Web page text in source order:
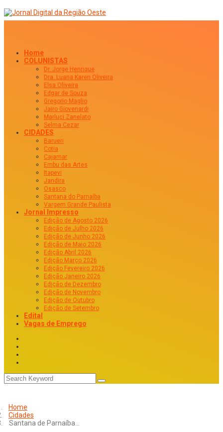
Home
COLUNISTAS
Dr. Jorge Henrique
Dra. Luana Karen Oliveira
Elsa Oliveira
Edgar de Souza
Gregorio Maglio
Jairo Giovenardi
Marluci Zanelato
Selma Cezar
CIDADES
Barueri
Cotia
Cajamar
Embu das Artes
Itapevi
Jandira
Osasco
Santana do Parnaíba
Vargem Grande Paulista
Jornal Impresso
Edição de Agosto 2026
Edição de Julho 2026
Edição de Junho 2026
Edição de Maio 2026
Edição Abril 2026
Edição Março 2026
Edição Fevereiro 2026
Edição Janeiro 2026
Edição de Dezembro
Edição de Novembro
Edição de Outubro
Edição de Setembro
Edital
Vagas de Emprego
Home
Cidades
Santana de Parnaíba…